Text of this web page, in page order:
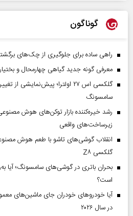
گوناگون
راهی ساده برای جلوگیری از چک‌های
معرفی گونه جدید گیاهی چهارمحال و
گلکسی اس ۲۷ اولترا؛ پیش‌نمایشی
سامسونگ
زیرساخت‌های واقعی
انقلاب گوشی‌های تاشو‌ با طعم هوش
گلکسی Z۸
است؟
آیا خودروهای خودران جای ماشین‌های
در سال ۲۰۲۶